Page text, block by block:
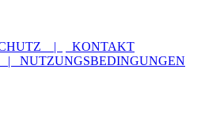
|
KONTAKT
| NUTZUNGSBEDINGUNGEN